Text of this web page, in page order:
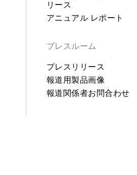
リース
アニュアル レポート
プレスルーム
プレスリリース
報道用製品画像
報道関係者お問合わせ